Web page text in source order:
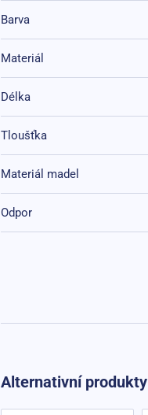
Barva
Materiál
Délka
Tloušťka
Materiál madel
Odpor
Alternativní produkty